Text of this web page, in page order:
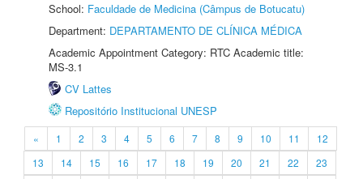
School: Faculdade de Medicina (Câmpus de Botucatu)
Department: DEPARTAMENTO DE CLÍNICA MÉDICA
Academic Appointment Category: RTC Academic title:
MS-3.1
CV Lattes
Repositório Institucional UNESP
« 1 2 3 4 5 6 7 8 9 10 11
12
13
14 15 16 17 18 19 20 21 22
23